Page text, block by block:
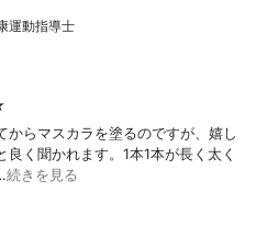
運動指導士
からマスカラを塗るのですが、嬉し
く聞かれます。1本1本が長く太く
続きを見る